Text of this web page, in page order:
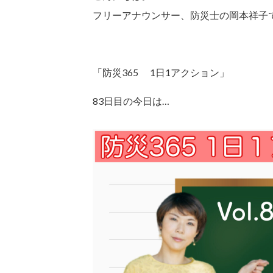
フリーアナウンサー、防災士の岡本祥子
「防災365 1日1アクション」
83日目の今日は…